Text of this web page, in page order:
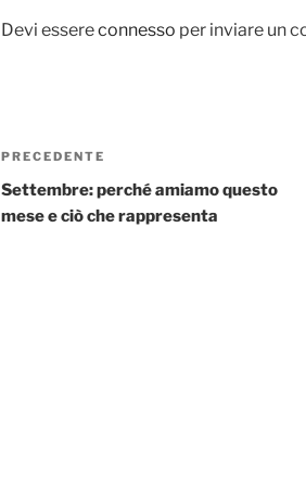
Devi essereconnesso per inviare un
Navigazione
articoli
Articolo
precedente:
PRECEDENTE
Settembre: perché amiamo questo
mese e ciò che rappresenta